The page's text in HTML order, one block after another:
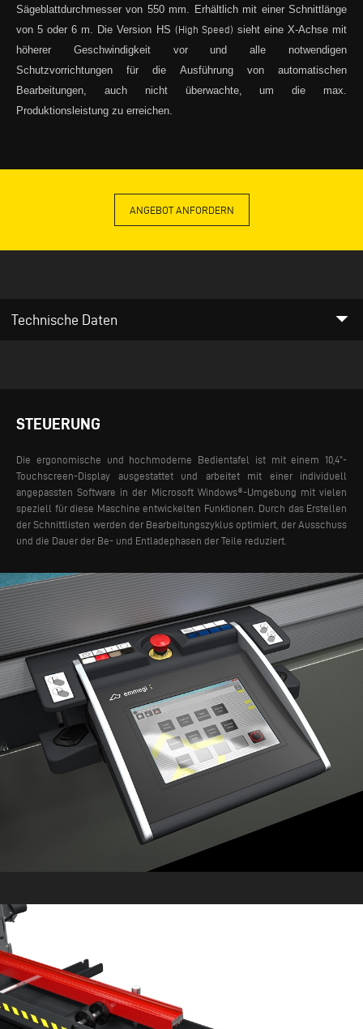
Sägeblattdurchmesser von 550 mm. Erhältlich mit einer Schnittlänge
von 5 oder 6 m. Die Version HS (High Speed) sieht eine X-Achse mit
höherer Geschwindigkeit vor und alle notwendigen
Schutzvorrichtungen für die Ausführung von automatischen
Bearbeitungen, auch nicht überwachte, um die max.
Produktionsleistung zu erreichen.
ANGEBOT ANFORDERN
Technische Daten arrow_drop_down
STEUERUNG
Die ergonomische und hochmoderne Bedientafel ist mit einem 10,4”-
Touchscreen-Display ausgestattet und arbeitet mit einer individuell
angepassten Software in der Microsoft Windows®-Umgebung mit vielen
speziell für diese Maschine entwickelten Funktionen. Durch das Erstellen
der Schnittlisten werden der Bearbeitungszyklus optimiert, der Ausschuss
und die Dauer der Be- und Entladephasen der Teile reduziert.